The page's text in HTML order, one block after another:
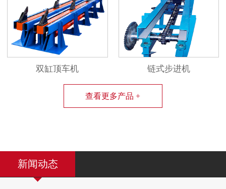
双缸顶车机 链式步进机
查看更多产品 +
新闻动态